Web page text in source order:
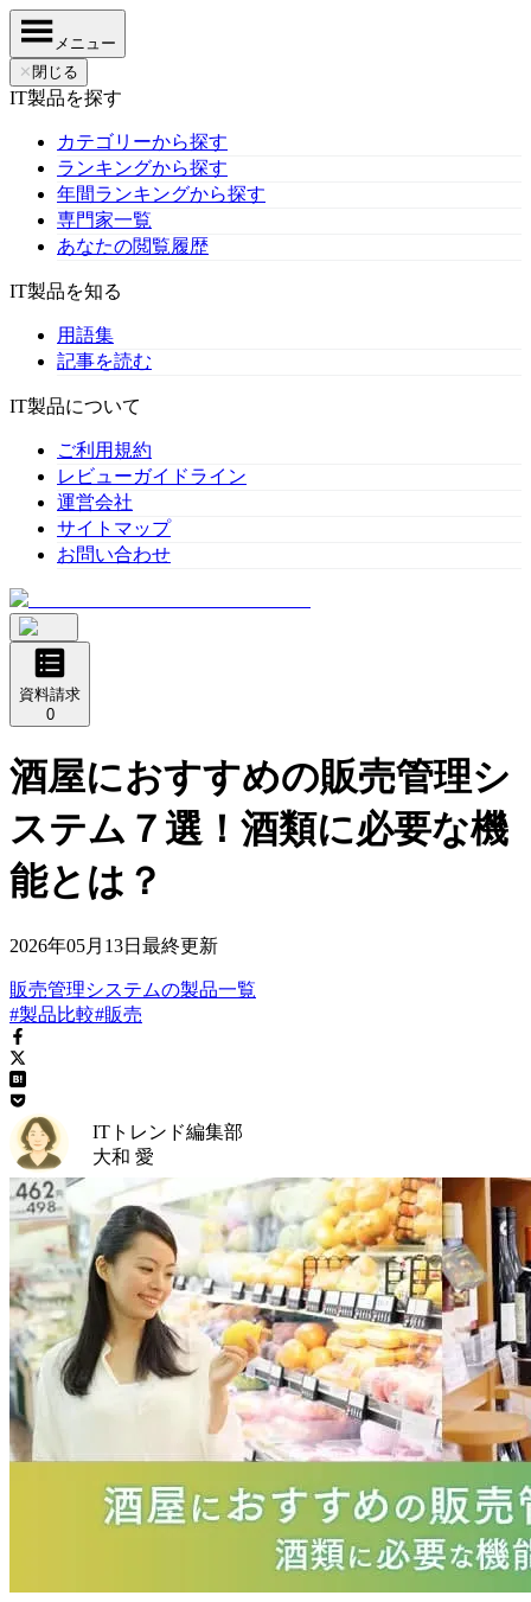
メニュー
✕ 閉じる
IT製品を探す
カテゴリーから探す
ランキングから探す
年間ランキングから探す
専門家一覧
あなたの閲覧履歴
IT製品を知る
用語集
記事を読む
IT製品について
ご利用規約
レビューガイドライン
運営会社
サイトマップ
お問い合わせ
資料請求
0
酒屋におすすめの販売管理シ
ステム７選！酒類に必要な機
能とは？
2026年05月13日 最終更新
販売管理システムの製品一覧
#製品比較#販売
ITトレンド編集部
大和 愛